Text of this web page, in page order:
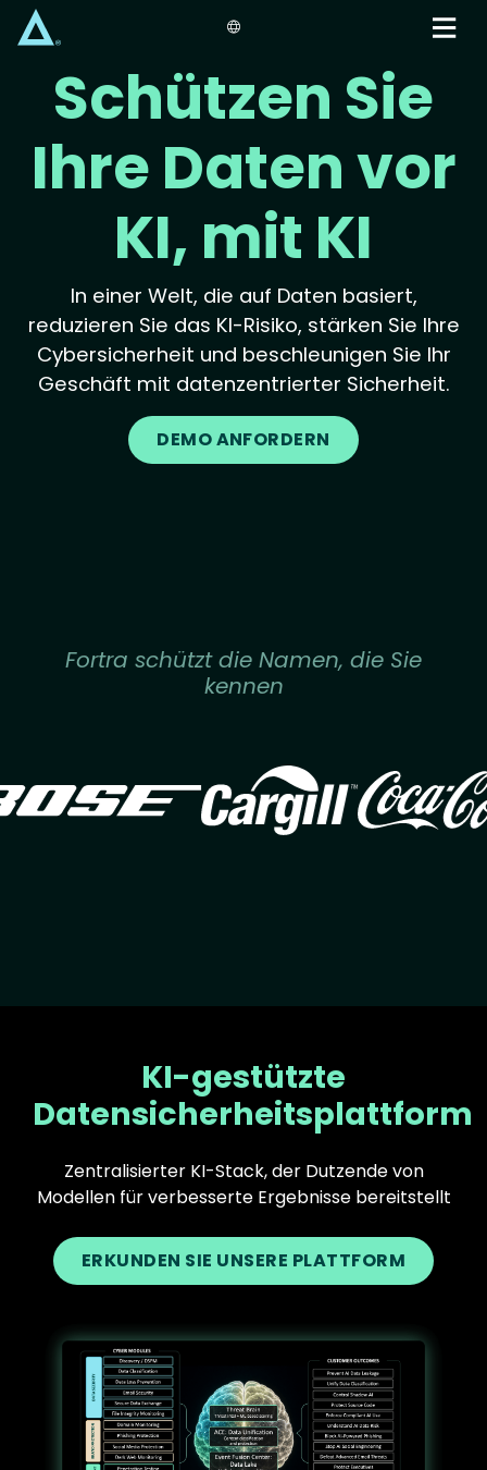
content
Schützen Sie
Ihre Daten vor
KI, mit KI
In einer Welt, die auf Daten basiert,
reduzieren Sie das KI-Risiko, stärken Sie Ihre
Cybersicherheit und beschleunigen Sie Ihr
Geschäft mit datenzentrierter Sicherheit.
DEMO ANFORDERN
Fortra schützt die Namen, die Sie
kennen
Image
KI-gestützte
Datensicherheitsplattform
Zentralisierter KI-Stack, der Dutzende von
Modellen für verbesserte Ergebnisse bereitstellt
ERKUNDEN SIE UNSERE PLATTFORM